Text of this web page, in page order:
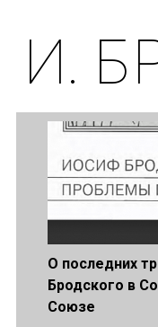
И.
О последних
Бродского в
Союзе